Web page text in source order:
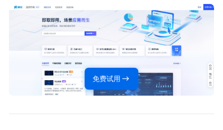
免费试用